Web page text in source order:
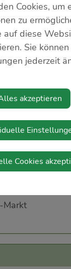
SAMSTAG, 17.
-
Markt
Cookies, um
zu
auf diese
Sie
jederzeit
akzeptieren
Cookies